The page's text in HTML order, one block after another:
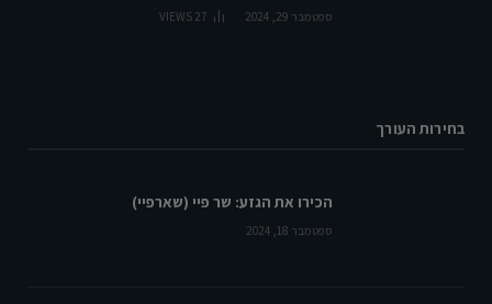
ספטמבר 29, 2024 27
VIEWS
בחירות העורך
הכירו את הגזע: שר פיי (שארפיי)
ספטמבר 18, 2024